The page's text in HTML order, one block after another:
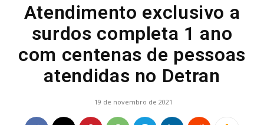
Atendimento exclusivo a
surdos completa 1 ano
com centenas de pessoas
atendidas no Detran
19 de novembro de 2021